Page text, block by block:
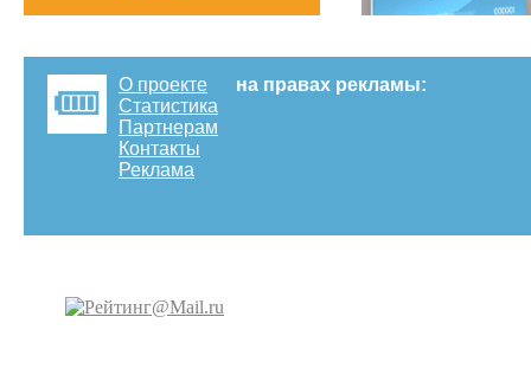
О проекте
Статистика
Партнерам
Контакты
Реклама
на правах рекламы: